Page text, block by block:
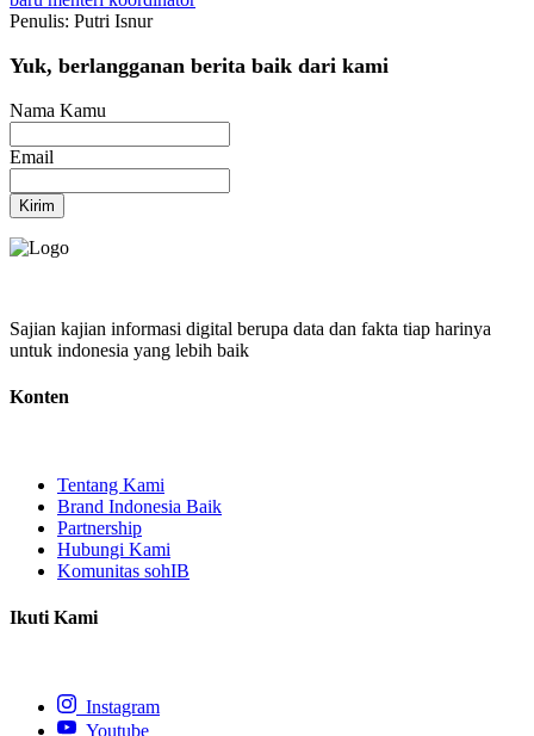
Penulis: Putri Isnur
Yuk, berlangganan berita baik dari kami
Nama Kamu
Email
Kirim
Sajian kajian informasi digital berupa data dan fakta tiap harinya
untuk indonesia yang lebih baik
Konten
Tentang Kami
Brand Indonesia Baik
Partnership
Hubungi Kami
Komunitas sohIB
Ikuti Kami
Instagram
Youtube